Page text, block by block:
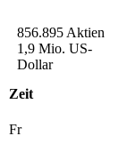
856.895 Aktien
1,9 Mio. US-
Dollar
Zeit
Fr